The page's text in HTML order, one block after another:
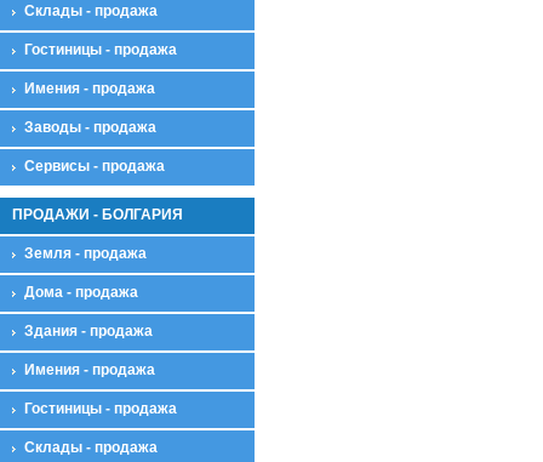
Склады - продажа
Гостиницы - продажа
Имения - продажа
Заводы - продажа
Сервисы - продажа
ПРОДАЖИ - БОЛГАРИЯ
Земля - продажа
Дома - продажа
Здания - продажа
Имения - продажа
Гостиницы - продажа
Склады - продажа